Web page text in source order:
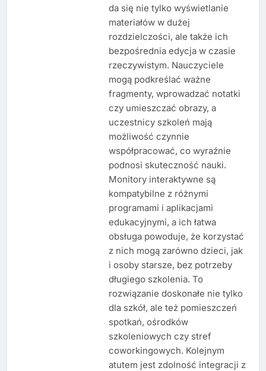
da się nie tylko wyświetlanie
materiałów w dużej
rozdzielczości, ale także ich
bezpośrednia edycja w czasie
rzeczywistym. Nauczyciele
mogą podkreślać ważne
fragmenty, wprowadzać notatki
czy umieszczać obrazy, a
uczestnicy szkoleń mają
możliwość czynnie
współpracować, co wyraźnie
podnosi skuteczność nauki.
Monitory interaktywne są
kompatybilne z różnymi
programami i aplikacjami
edukacyjnymi, a ich łatwa
obsługa powoduje, że korzystać
z nich mogą zarówno dzieci, jak
i osoby starsze, bez potrzeby
długiego szkolenia. To
rozwiązanie doskonałe nie tylko
dla szkół, ale też pomieszczeń
spotkań, ośrodków
szkoleniowych czy stref
coworkingowych. Kolejnym
atutem jest zdolność integracji z